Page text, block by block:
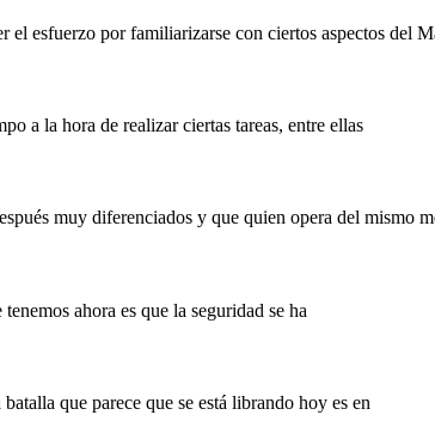
esfuerzo por familiarizarse con ciertos aspectos del
a la hora de realizar ciertas tareas, entre ellas
muy diferenciados y que quien opera del mismo
ahora es que la seguridad se ha
que parece que se está librando hoy es en